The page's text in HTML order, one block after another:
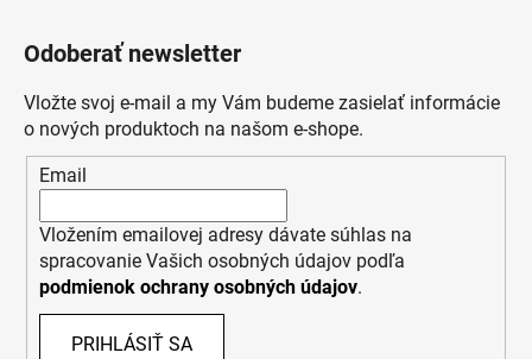
Odoberať newsletter
Vložte svoj e-mail a my Vám budeme zasielať informácie
o nových produktoch na našom e-shope.
Email
Vložením emailovej adresy dávate súhlas na
spracovanie Vašich osobných údajov podľa
podmienok ochrany osobných údajov.
PRIHLÁSIŤ SA